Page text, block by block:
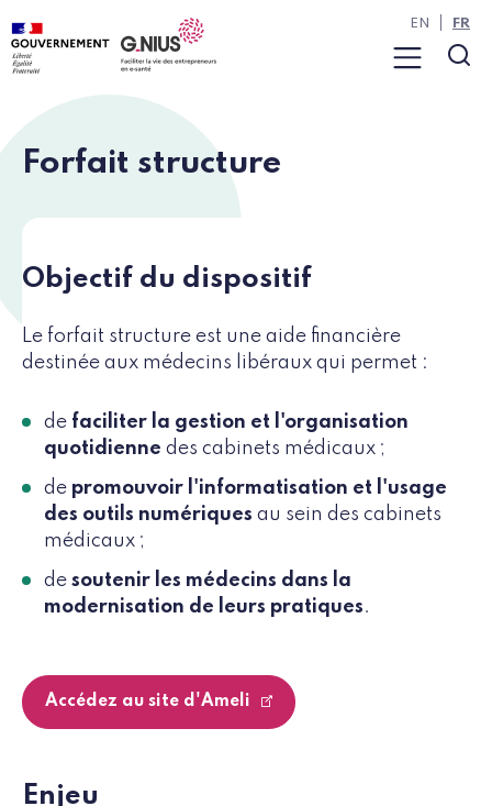
Panneau de gestion des cookies
Aller au contenu
Aller à la navigation
Menu
EN FR
Forfait structure
Objectif du dispositif
Le forfait structure est une aide financière
destinée aux médecins libéraux qui permet :
de faciliter la gestion et l'organisation
quotidienne des cabinets médicaux ;
de promouvoir l'informatisation et l'usage
des outils numériques au sein des cabinets
médicaux ;
de soutenir les médecins dans la
modernisation de leurs pratiques.
Accédez au site d'Ameli
Enjeu